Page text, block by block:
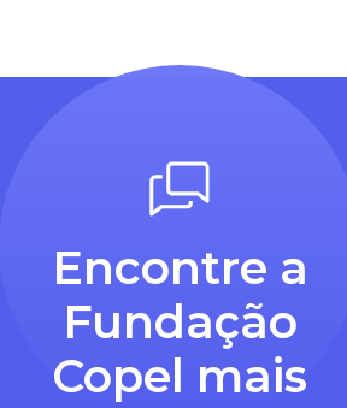
Encontre a
Fundação
Copel mais